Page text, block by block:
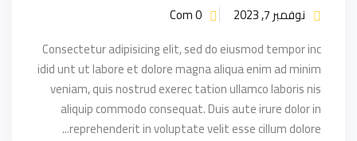
نوفمبر 7, 2023
Com 0
Consectetur adipisicing elit, sed do eiusmod tempor inc
idid unt ut labore et dolore magna aliqua enim ad minim
veniam, quis nostrud exerec tation ullamco laboris nis
aliquip commodo consequat. Duis aute irure dolor in
reprehenderit in voluptate velit esse cillum dolore...